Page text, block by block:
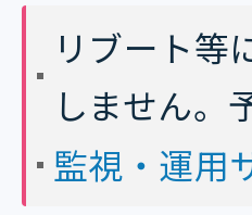
リブート等
しません。
監視・運用